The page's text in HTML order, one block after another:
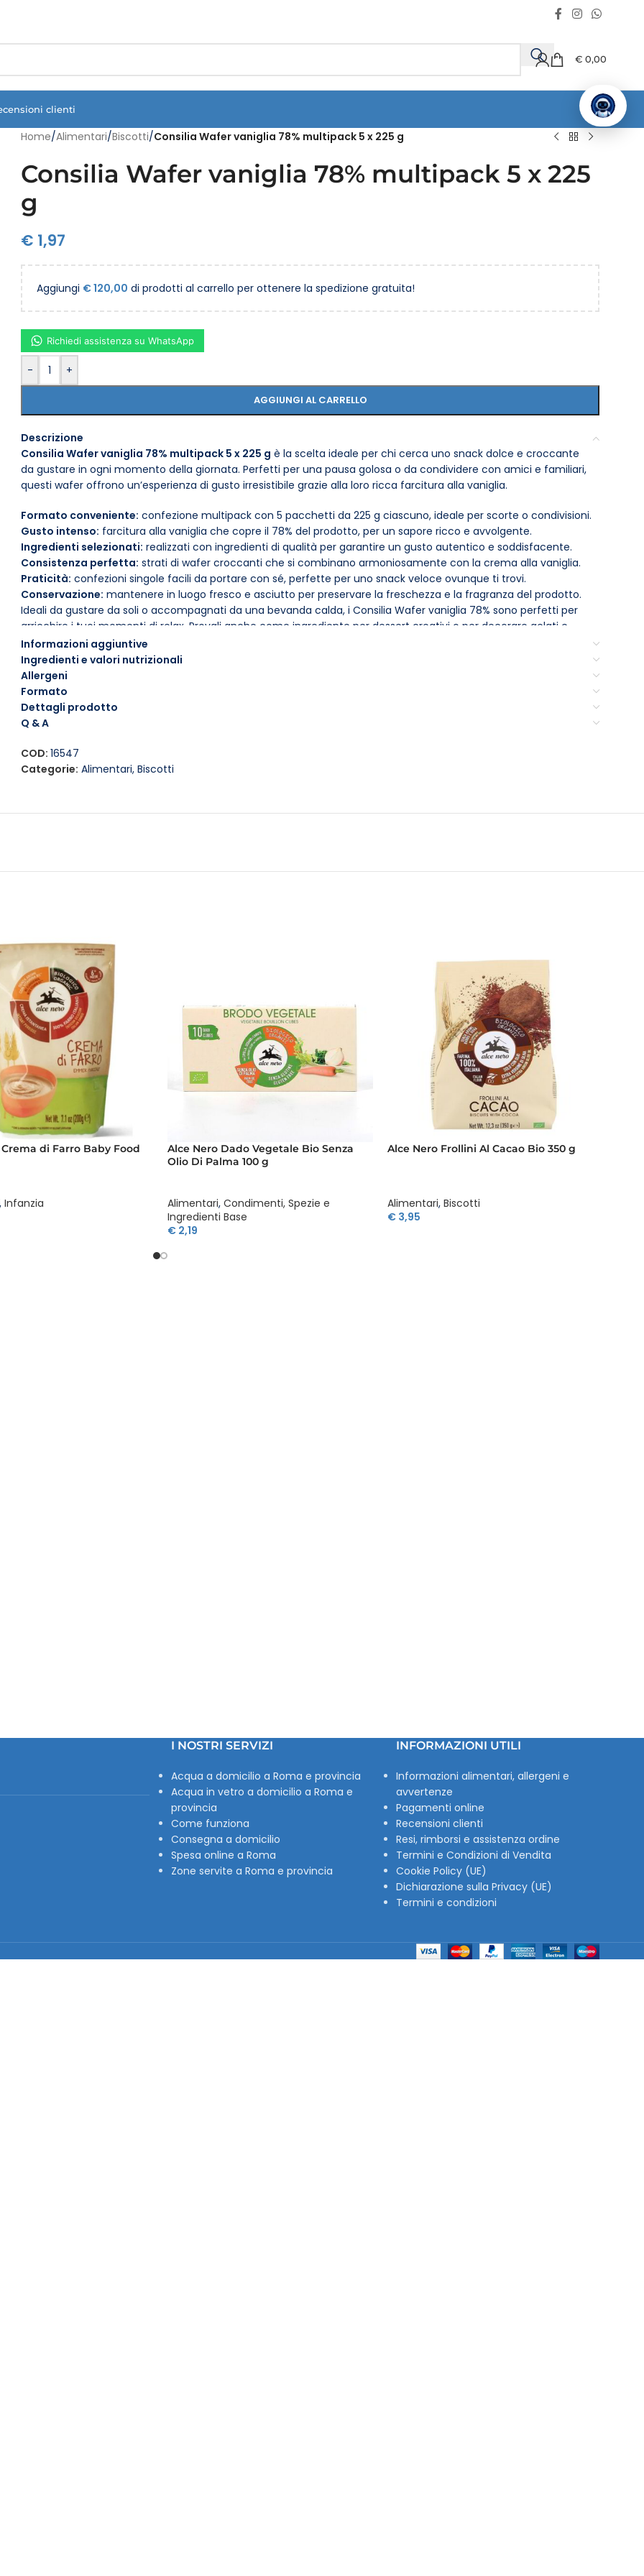
€ 0,00
clienti
Home/Alimentari/Biscotti/Consilia Wafer vaniglia 78% multipack 5 x 225 g
Consilia Wafer vaniglia 78% multipack 5 x 225
g
€ 1,97
Aggiungi €120,00 di prodotti al carrello per ottenere la spedizione gratuita!
- +
AGGIUNGI AL CARRELLO
Richiedi assistenza su WhatsApp
Descrizione
Consilia Wafer vaniglia 78% multipack 5 x 225 g è la scelta ideale per chi cerca uno snack dolce e croccante
da gustare in ogni momento della giornata. Perfetti per una pausa golosa o da condividere con amici e familiari,
questi wafer offrono un’esperienza di gusto irresistibile grazie alla loro ricca farcitura alla vaniglia.
Formato conveniente: confezione multipack con 5 pacchetti da 225 g ciascuno, ideale per scorte o condivisioni.
Gusto intenso: farcitura alla vaniglia che copre il 78% del prodotto, per un sapore ricco e avvolgente.
Ingredienti selezionati: realizzati con ingredienti di qualità per garantire un gusto autentico e soddisfacente.
Consistenza perfetta: strati di wafer croccanti che si combinano armoniosamente con la crema alla vaniglia.
Praticità: confezioni singole facili da portare con sé, perfette per uno snack veloce ovunque ti trovi.
Conservazione: mantenere in luogo fresco e asciutto per preservare la freschezza e la fragranza del prodotto.
Ideali da gustare da soli o accompagnati da una bevanda calda, i Consilia Wafer vaniglia 78% sono perfetti per
arricchire i tuoi momenti di relax. Provali anche come ingrediente per dessert creativi o per decorare gelati e
dolci al cucchiaio.
Informazioni aggiuntive
Ingredienti e valori nutrizionali
Allergeni
Formato
Dettagli prodotto
Q & A
COD:16547
Categorie: Alimentari, Biscotti
di Farro Baby Food
, Infanzia
Alce Nero Dado Vegetale Bio Senza
Olio Di Palma 100 g
Alimentari, Condimenti, Spezie e
Ingredienti Base
€ 2,19
Alce Nero Frollini Al Cacao Bio 350 g
Alimentari, Biscotti
€3,95
I NOSTRI SERVIZI
Acqua a domicilio a Roma e provincia
Acqua in vetro a domicilio a Roma e
provincia
Come funziona
Consegna a domicilio
Spesa online a Roma
Zone servite a Roma e provincia
INFORMAZIONI UTILI
Informazioni alimentari, allergeni e
avvertenze
Pagamenti online
Recensioni clienti
Resi, rimborsi e assistenza ordine
Termini e Condizioni di Vendita
Cookie Policy (UE)
Dichiarazione sulla Privacy (UE)
Termini e condizioni